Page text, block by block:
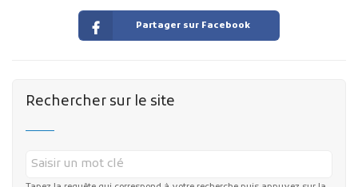
Partager sur Facebook
Rechercher sur le site